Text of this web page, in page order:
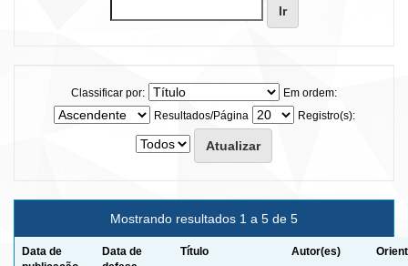
Classificar por:
Em ordem:
Resultados/Página
Registro(s):
Mostrando resultados 1 a 5 de 5
Data de
Data de
Título Autor(es)